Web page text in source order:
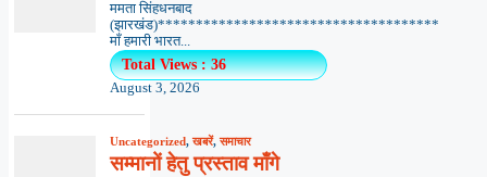
ममता सिंहधनबाद
(झारखंड)*************************************
माँ हमारी भारत...
Total Views : 36
August 3, 2026
Uncategorized,खबरें,समाचार
सम्मानों हेतु प्रस्ताव माँगे